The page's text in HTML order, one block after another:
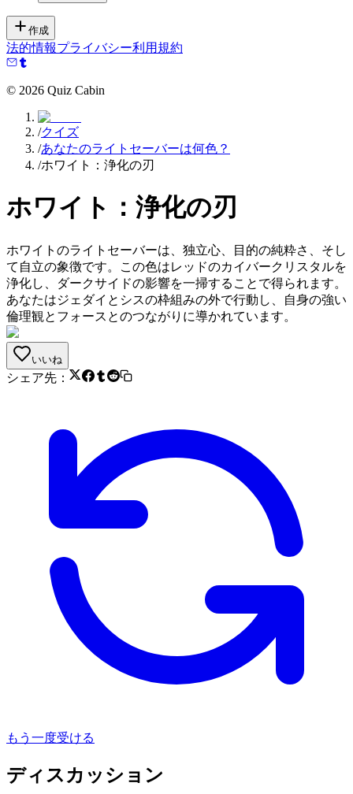
作成
法的情報プライバシー利用規約
© 2026 Quiz Cabin
/クイズ
/あなたのライトセーバーは何色？
/ホワイト：浄化の刃
ホワイト：浄化の刃
ホワイトのライトセーバーは、独立心、目的の純粋さ、そし
て自立の象徴です。この色はレッドのカイバークリスタルを
浄化し、ダークサイドの影響を一掃することで得られます。
あなたはジェダイとシスの枠組みの外で行動し、自身の強い
倫理観とフォースとのつながりに導かれています。
いいね
シェア先：
もう一度受ける
ディスカッション